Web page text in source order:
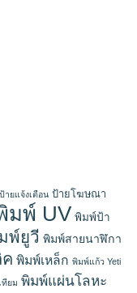
ป้ายแจ้งเตือน ป้ายโฆษณา
มพ์ UV พิมพ์ป้า
พ์ยูวี พิมพ์สายนาฬิกา
พิมพ์เหล็ก พิมพ์แก้ว Yeti
ยม พิมพ์แผ่นโลหะ